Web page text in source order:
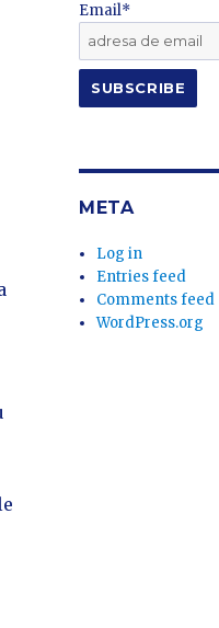
Email*
META
Log in
Entries feed
Comments feed
WordPress.org